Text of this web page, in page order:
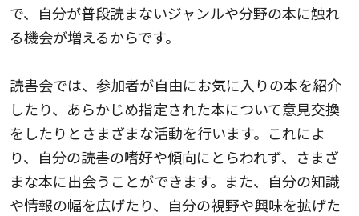
で、自分が普段読まないジャンルや分野の本に触れ
る機会が増えるからです。
読書会では、参加者が自由にお気に入りの本を紹介
したり、あらかじめ指定された本について意見交換
をしたりとさまざまな活動を行います。これによ
り、自分の読書の嗜好や傾向にとらわれず、さまざ
まな本に出会うことができます。また、自分の知識
や情報の幅を広げたり、自分の視野や興味を拡げた